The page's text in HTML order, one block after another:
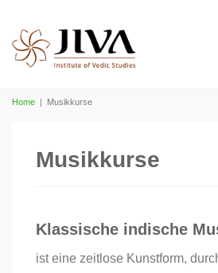
Home | Musikkurse
Musikkurse
Klassische indische
ist eine zeitlose Kunstform,